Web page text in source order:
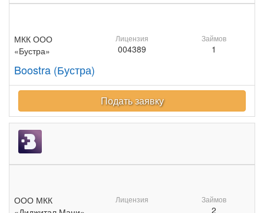
МКК ООО
«Бустра»
Boostra (Бустра)
Лицензия
004389
Займов
1
Подать заявку
ООО МКК
Лицензия Займов
2